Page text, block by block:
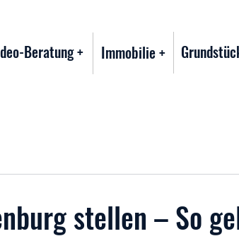
Beratung + Immobilie +
stellen – So